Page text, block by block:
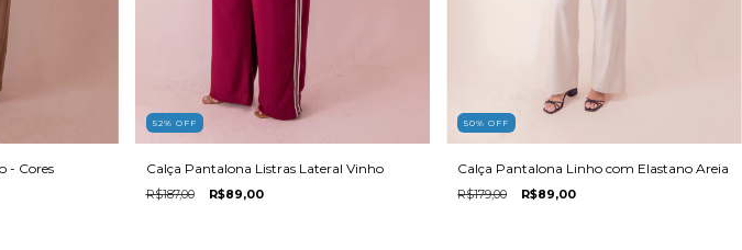
- Cores
52% OFF
Calça Pantalona Listras Lateral Vinho
R$187,00 R$89,00
50%OFF
Calça Pantalona Linho com Elastano Areia
R$179,00 R$89,00